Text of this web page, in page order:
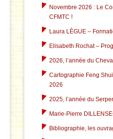
Novembre 2026 : Le
CFMTC !
Laura LÈGUE –
Elisabeth Rochat –
2026, l’année du
Cartographie Feng
2026
2025, l’année du
Marie-Pierre
Bibliographie, les